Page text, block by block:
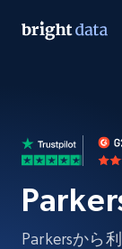
Parkersから